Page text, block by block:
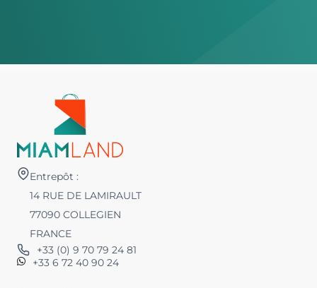
Entrepôt :
14 RUE DE LAMIRAULT
77090 COLLEGIEN
FRANCE
+33 (0) 9 70 79 24 81
+33 6 72 40 90 24